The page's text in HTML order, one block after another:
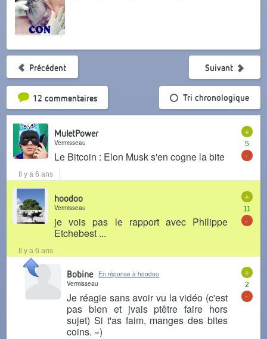
Précédent
12 commentairesTri par popularité Tri chronologique
Suivant
+
5
-
MuletPower
Vermisseau
Le Bitcoin : Elon Musk s'en cogne la bite
Il y a 6 ans
+
11
-
hoodoo
Vermisseau
je vois pas le rapport avec Philippe
Etchebest ...
Il y a 6 ans
+
2
-
Bobine
En réponse à hoodoo
Vermisseau
Je réagie sans avoir vu la vidéo (c'est
pas bien et jvais ptêtre faire hors
sujet) Si t'as faim, manges des bites
coins. =)